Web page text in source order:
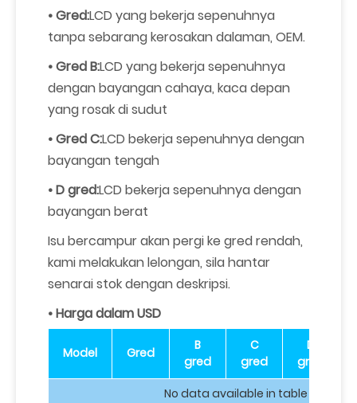
• Gred:LCD yang bekerja sepenuhnya
tanpa sebarang kerosakan dalaman, OEM.
• Gred B:LCD yang bekerja sepenuhnya
dengan bayangan cahaya, kaca depan
yang rosak di sudut
• Gred C:LCD bekerja sepenuhnya dengan
bayangan tengah
• D gred:LCD bekerja sepenuhnya dengan
bayangan berat
Isu bercampur akan pergi ke gred rendah,
kami melakukan lelongan, sila hantar
senarai stok dengan deskripsi.
• Harga dalam USD
Model Gred
B
gred
C
gred
D
gred
No data available in table